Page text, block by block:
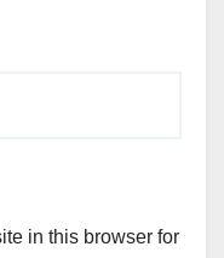
in this browser for